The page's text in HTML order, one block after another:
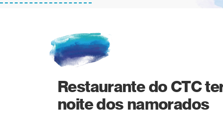
Restaurante do CTC
noite dos namorados